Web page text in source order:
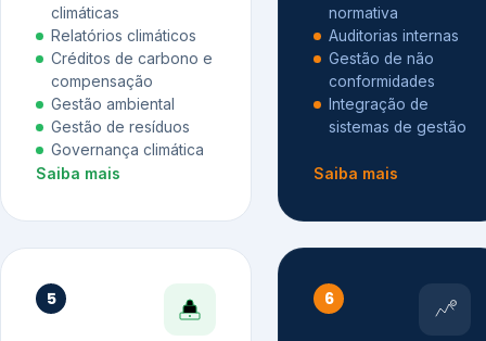
climáticas
Relatórios climáticos
Créditos de carbono e
compensação
Gestão ambiental
Gestão de resíduos
Governança climática
Saiba mais
normativa
Auditorias internas
Gestão de não
conformidades
Integração de
sistemas de gestão
Saiba mais
5 6